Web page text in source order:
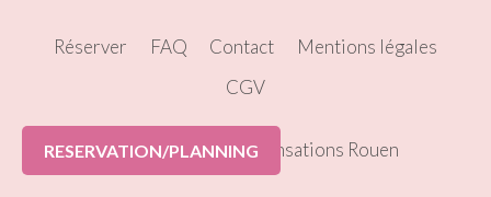
Réserver FAQ Contact
Mentions légales
CGV
© 2026 Pole Dance Sensations Rouen
RESERVATION/PLANNING